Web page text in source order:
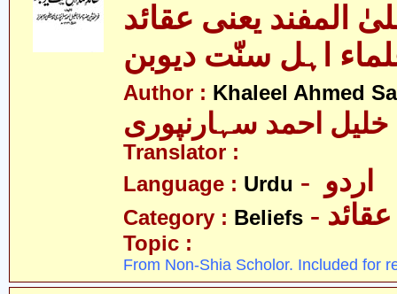
المفند یعنی عقائد
اہل سنّت دیوبن
Author : Khaleel Ahmed
خلیل احمد سہارنپوری
Translator :
Language : Urdu
Category : Beliefs - عقائد
Topic :
From Non-Shia Scholor. Included for